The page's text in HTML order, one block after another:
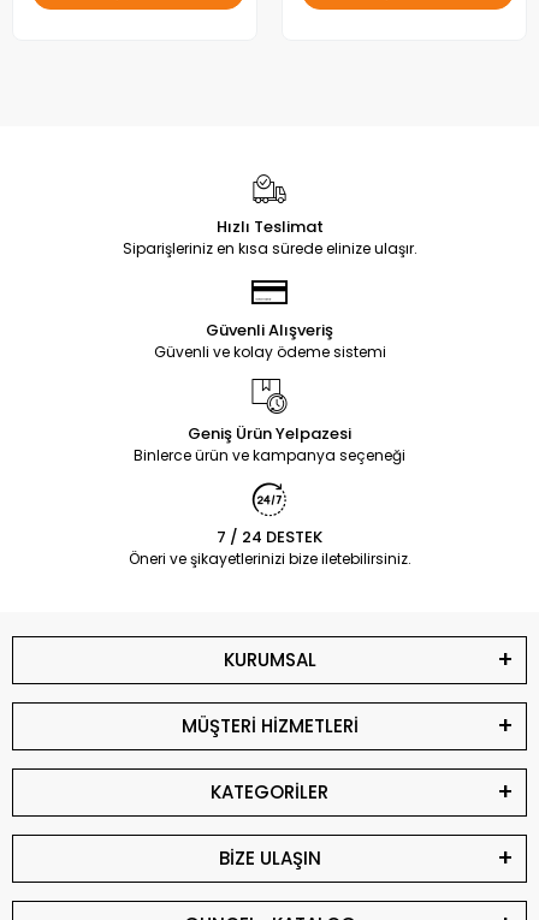
Hızlı Teslimat
Siparişleriniz en kısa sürede elinize ulaşır.
Güvenli Alışveriş
Güvenli ve kolay ödeme sistemi
Geniş Ürün Yelpazesi
Binlerce ürün ve kampanya seçeneği
7 / 24 DESTEK
Öneri ve şikayetlerinizi bize iletebilirsiniz.
KURUMSAL
MÜŞTERİ HİZMETLERİ
KATEGORİLER
BİZE ULAŞIN